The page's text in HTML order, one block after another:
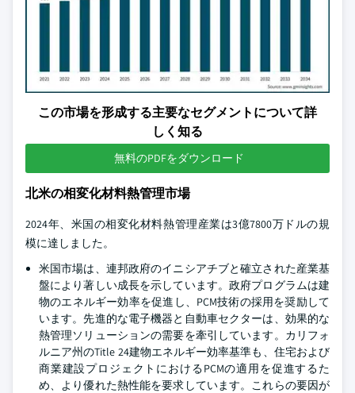
この市場を形成する主要なセグメントについて詳
しく知る
無料のPDFをダウンロード
北米の相変化材料熱管理市場
2024年、米国の相変化材料熱管理産業は3億7800万ドルの規
模に達しました。
米国市場は、連邦政府のイニシアチブと確立された産業基
盤により著しい成長を示しています。政府プログラムは建
物のエネルギー効率を促進し、PCM技術の採用を奨励して
います。先進的な電子機器と自動車セクターは、効果的な
熱管理ソリューションの需要を牽引しています。カリフォ
ルニア州のTitle 24建物エネルギー効率基準も、住宅および
商業建設プロジェクトにおけるPCMの適用を促進するた
め、より優れた熱性能を要求しています。これらの要因が